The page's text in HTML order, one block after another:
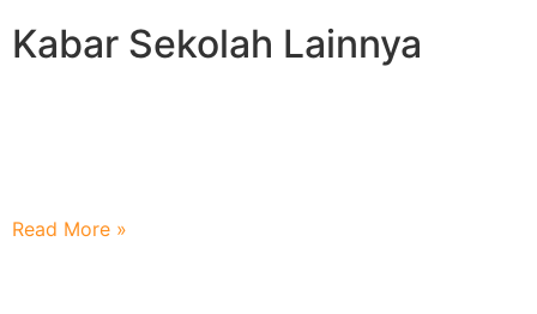
Kabar Sekolah Lainnya
Read More »